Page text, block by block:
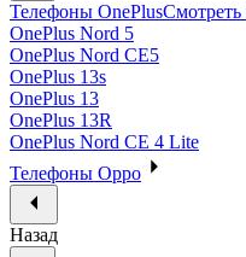
Телефоны OnePlusСмотреть
OnePlus Nord 5
OnePlus Nord CE5
OnePlus 13s
OnePlus 13
OnePlus 13R
OnePlus Nord CE 4 Lite
Телефоны Oppo
Назад